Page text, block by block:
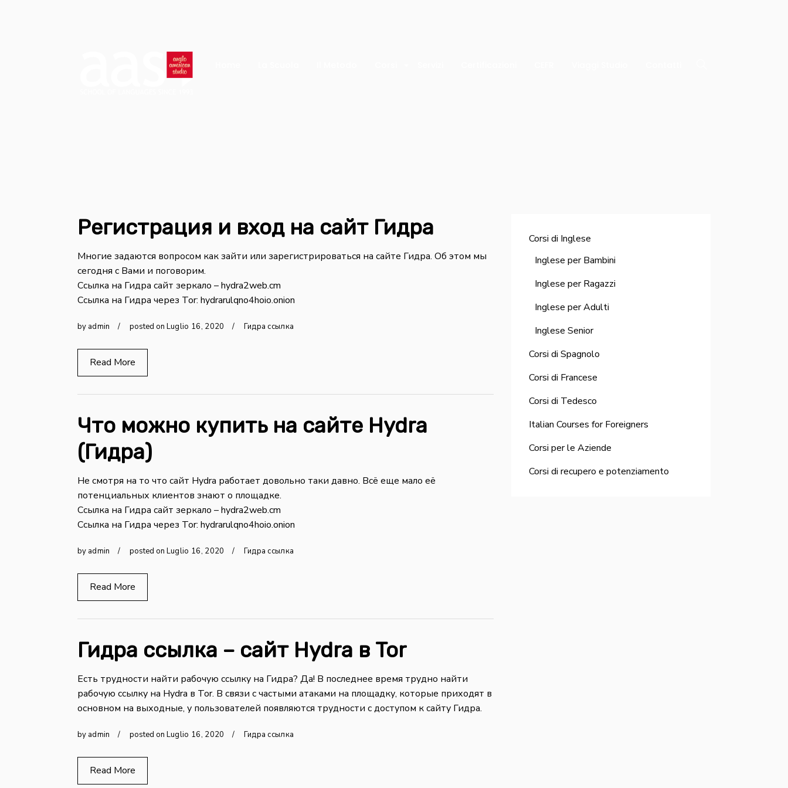
Регистрация и вход на сайт Гидра
Многие задаются вопросом как зайти или зарегистрироваться на сайте Гидра. Об этом мы
сегодня с Вами и поговорим.
Ссылка на Гидра сайт зеркало – hydra2web.cm
Ссылка на Гидра через Tor: hydrarulqno4hoio.onion
by admin posted on Luglio 16, 2020 Гидра ссылка
Read More
Что можно купить на сайте Hydra
(Гидра)
Не смотря на то что сайт Hydra работает довольно таки давно. Всё еще мало её
потенциальных клиентов знают о площадке.
Ссылка на Гидра сайт зеркало – hydra2web.cm
Ссылка на Гидра через Tor: hydrarulqno4hoio.onion
by admin posted on Luglio 16, 2020 Гидра ссылка
Read More
Гидра ссылка – сайт Hydra в Tor
Есть трудности найти рабочую ссылку на Гидра? Да! В последнее время трудно найти
рабочую ссылку на Hydra в Tor. В связи с частыми атаками на площадку, которые приходят в
основном на выходные, у пользователей появляются трудности с доступом к сайту Гидра.
by admin posted on Luglio 16, 2020 Гидра ссылка
Read More
Corsi di Inglese
Inglese per Bambini
Inglese per Ragazzi
Inglese per Adulti
Inglese Senior
Corsi di Spagnolo
Corsi di Francese
Corsi di Tedesco
Italian Courses for Foreigners
Corsi per le Aziende
Corsi di recupero e potenziamento